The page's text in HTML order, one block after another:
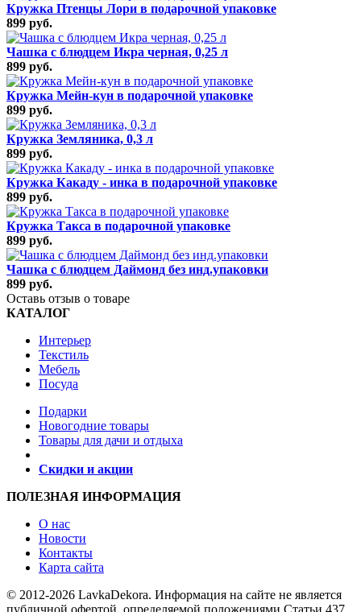
Кружка Птенцы Лори в подарочной упаковке
899 руб.
Чашка с блюдцем Икра черная, 0,25 л
899 руб.
Кружка Мейн-кун в подарочной упаковке
899 руб.
Кружка Земляника, 0,3 л
899 руб.
Кружка Какаду - инка в подарочной упаковке
899 руб.
Кружка Такса в подарочной упаковке
899 руб.
Чашка с блюдцем Даймонд без инд.упаковки
899 руб.
Оставь отзыв о товаре
КАТАЛОГ
Интерьер
Текстиль
Мебель
Посуда
Подарки
Новогодние товары
Товары для дачи и отдыха
Скидки и акции
ПОЛЕЗНАЯ ИНФОРМАЦИЯ
О нас
Новости
Контакты
Карта сайта
© 2012-2026 LavkaDekora. Информация на сайте не является
публичной офертой, определяемой положениями Статьи 437